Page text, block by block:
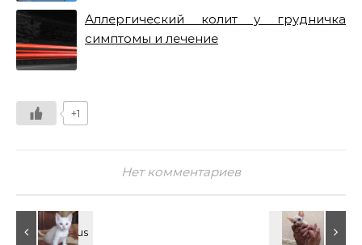
Аллергический колит у грудничка
симптомы и лечение
+1
Нет комментариев